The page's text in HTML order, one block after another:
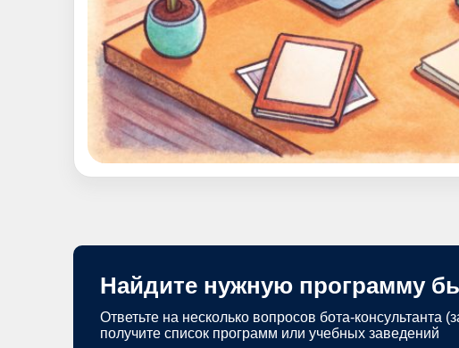
Найдите нужную программу
Ответьте на несколько вопросов бота-консультанта
получите список программ или учебных заведений